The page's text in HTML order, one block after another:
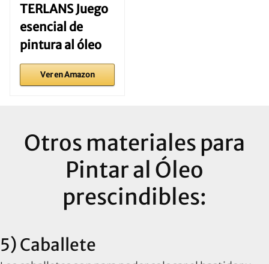
TERLANS Juego
esencial de
pintura al óleo
Ver en Amazon
Otros materiales para
Pintar al Óleo
prescindibles:
5) Caballete